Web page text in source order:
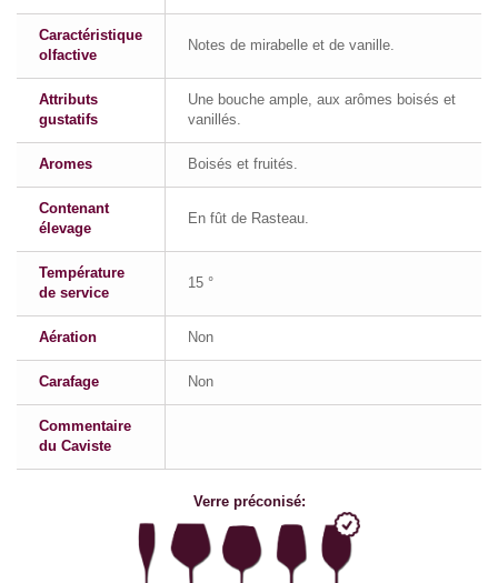
Caractéristique
olfactive
Notes de mirabelle et de vanille.
Attributs
gustatifs
Une bouche ample, aux arômes boisés et
vanillés.
Aromes Boisés et fruités.
Contenant
élevage
En fût de Rasteau.
Température
de service
15 °
Aération Non
Carafage Non
Commentaire
du Caviste
Verre préconisé: